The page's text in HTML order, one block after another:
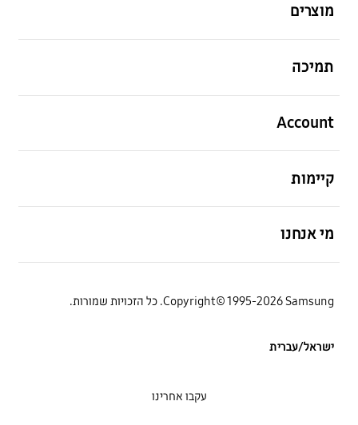
מוצרים
תמיכה
Account
קיימות
מי אנחנו
Copyright© 1995-2026 Samsung. כל הזכויות שמורות.
ישראל/עברית
עקבו אחרינו